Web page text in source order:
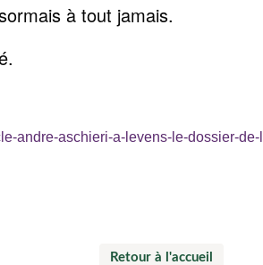
à tout jamais.
andre-aschieri-a-levens-le-dossier-
Retour à l'accueil